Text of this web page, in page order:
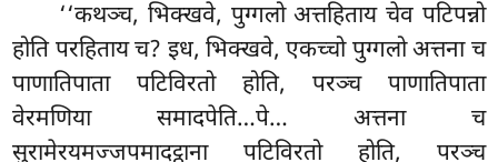
‘‘कथञ्च, भिक्खवे, पुग्गलो अत्तहिताय चेव पटिपन्नो
होति परहिताय च? इध, भिक्खवे, एकच्चो पुग्गलो अत्तना च
पाणातिपाता पटिविरतो होति, परञ्च पाणातिपाता
वेरमणिया समादपेति…पे… अत्तना च
सुरामेरयमज्जपमादट्ठाना पटिविरतो होति, परञ्च